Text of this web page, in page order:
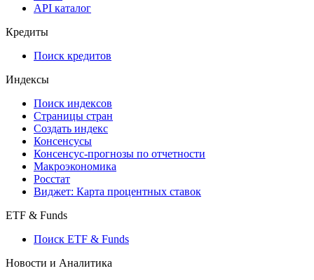
API каталог
Кредиты
Поиск кредитов
Индексы
Поиск индексов
Страницы стран
Создать индекс
Консенсусы
Консенсус-прогнозы по отчетности
Макроэкономика
Росстат
Виджет: Карта процентных ставок
ETF & Funds
Поиск ETF & Funds
Новости и Аналитика